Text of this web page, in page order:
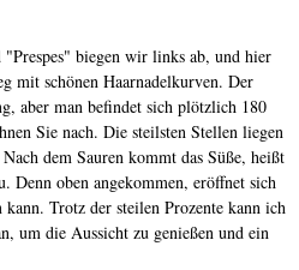
biegen wir links ab, und hier
mit schönen Haarnadelkurven. Der
aber man befindet sich plötzlich 180
Sie nach. Die steilsten Stellen liegen
dem Sauren kommt das Süße, heißt
Denn oben angekommen, eröffnet sich
kann. Trotz der steilen Prozente kann ich
um die Aussicht zu genießen und ein